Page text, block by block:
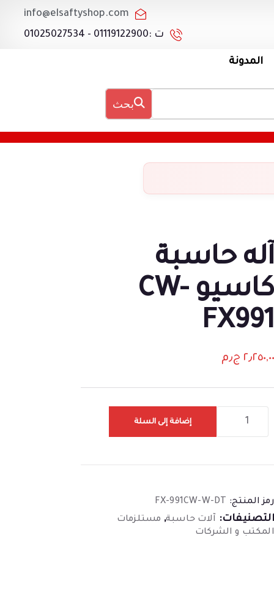
info@elsaftyshop.com
ت :01119122900 - 01025027534
المدونة
بحث
آله حاسبة
كاسيو CW-
FX991
٢٫٢٥٠,٠٠ ج٫م
إضافة إلى السلة
رمز المنتج: FX-991CW-W-DT
التصنيفات: آلات حاسبة, مستلزمات
المكتب و الشركات